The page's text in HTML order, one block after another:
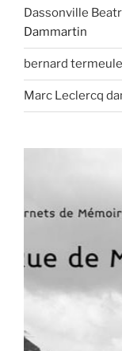
Dassonville
Dammartin
bernard
Marc Leclercq